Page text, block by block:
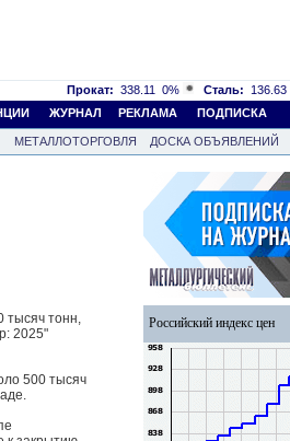
Прокат: 338.11 0% Сталь: 136.63
ЖУРНАЛ РЕКЛАМА ПОДПИСКА
МЕТАЛЛОТОРГОВЛЯ
ДОСКА ОБЪЯВЛЕНИЙ
тысяч тонн,
2025"
500 тысяч
Российский индекс цен